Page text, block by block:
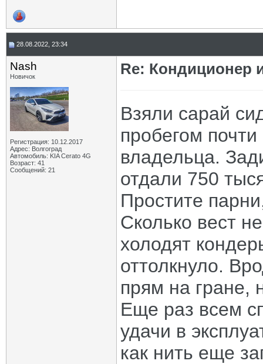
28.08.2022, 23:34
Nash
Новичок
Регистрация: 10.12.2017
Адрес: Волгоград
Автомобиль: KIA Cerato 4G
Возраст: 41
Сообщений: 21
Re: Кондиционер
Взяли сарай
пробегом
владельца.
отдали 750
Простите
Сколько вест
холодят
оттолкнуло.
прям на гране,
Еще раз всем
удачи в
как нить еще